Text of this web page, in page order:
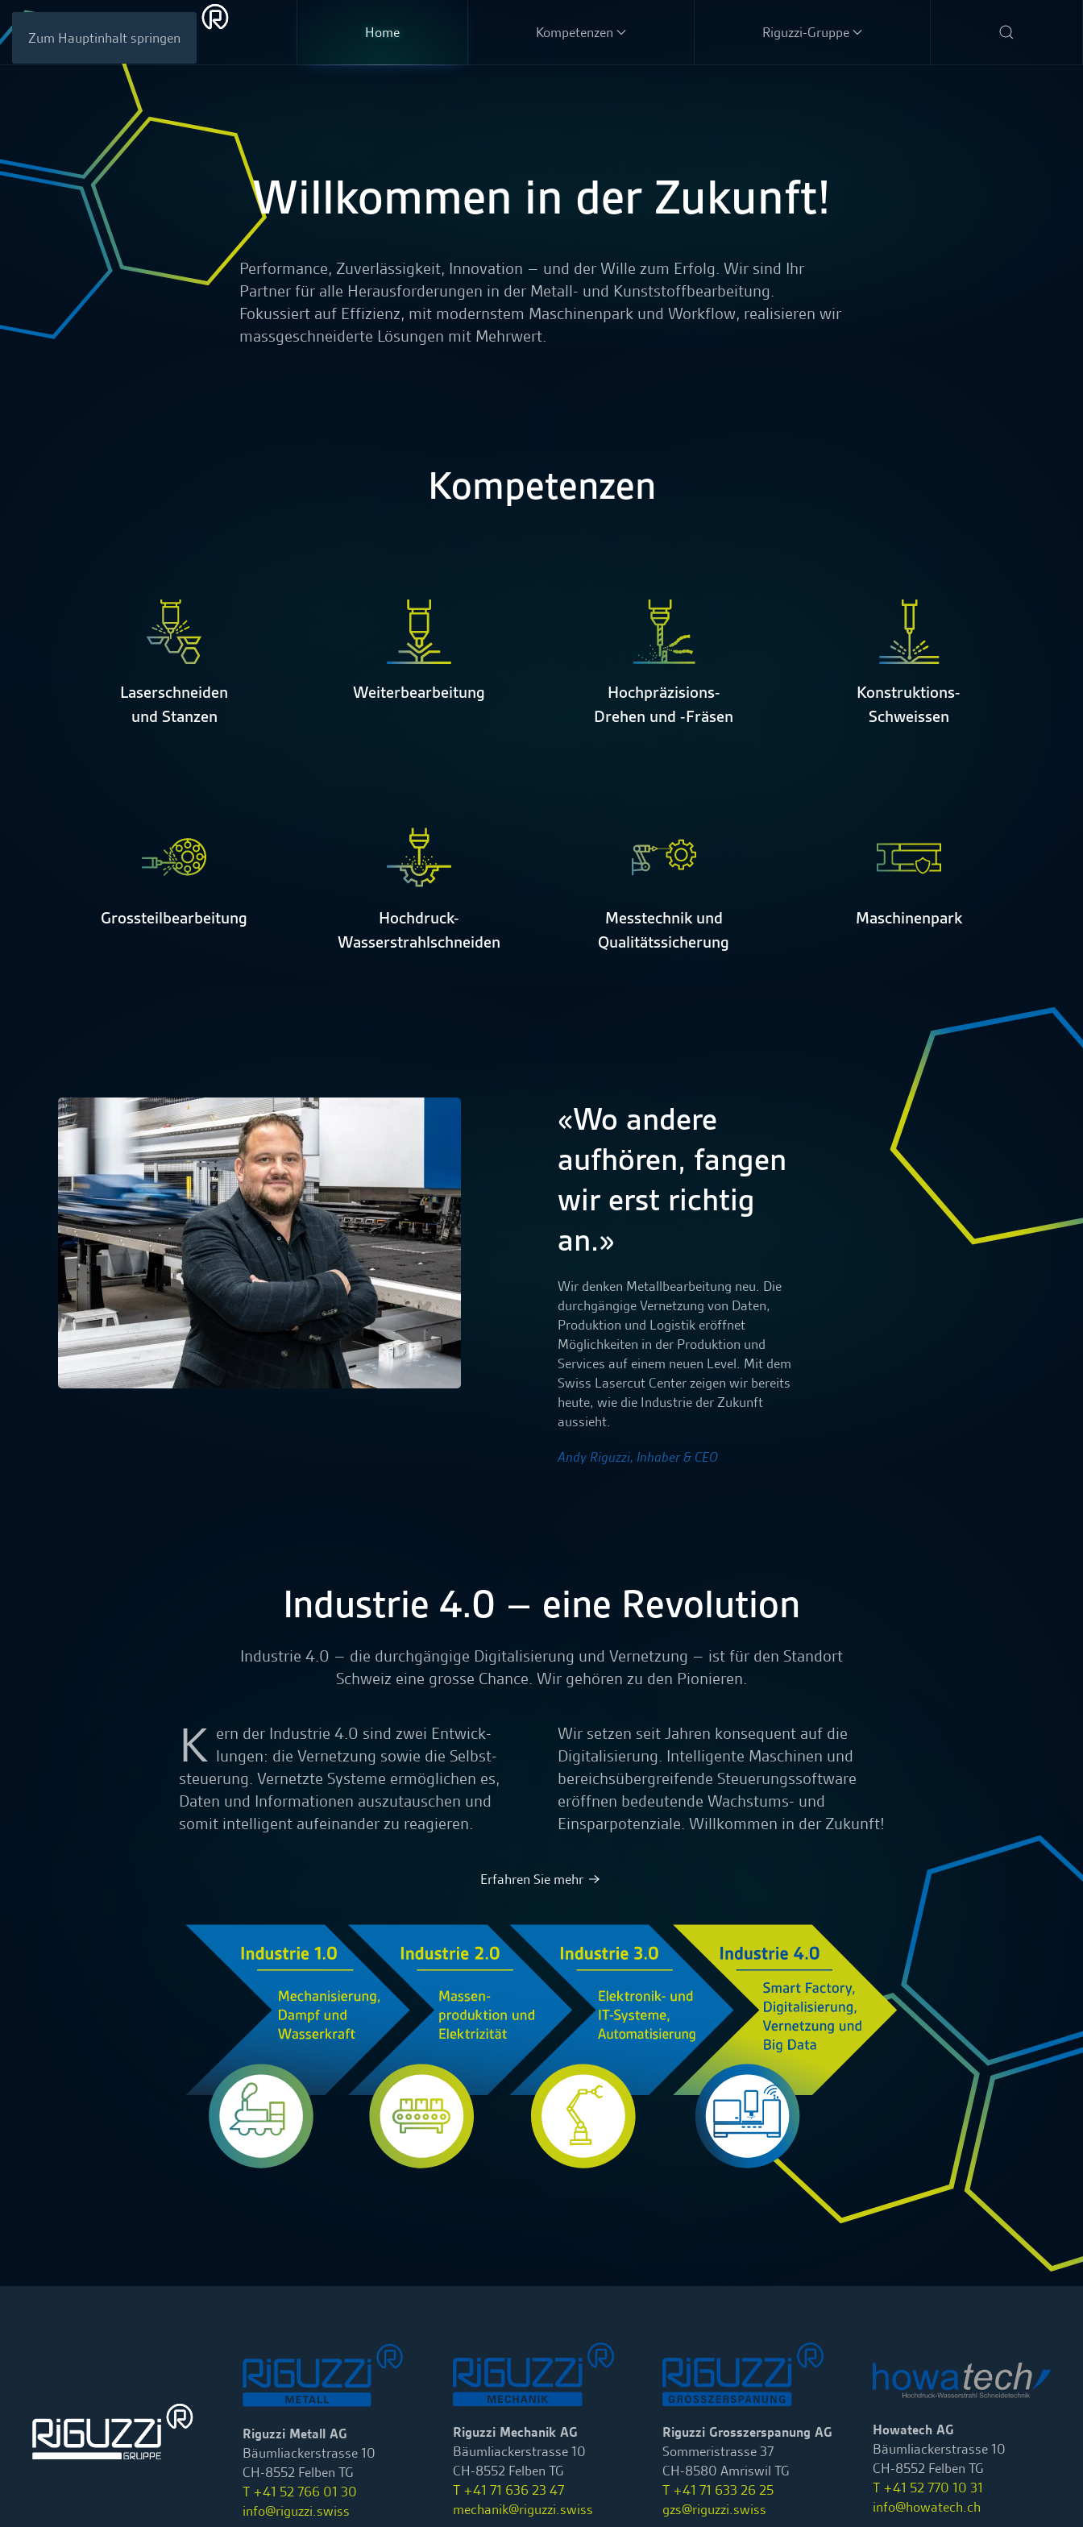
Zum Hauptinhalt springen Home Kompetenzen Riguzzi-Gruppe
Willkommen in der Zukunft!
Performance, Zuverlässigkeit, Innovation – und der Wille zum Erfolg. Wir sind Ihr
Partner für alle Heraus­forderungen in der Metall- und Kunststoff­bearbeitung.
Fokussiert auf Effizienz, mit modernstem Maschinen­park und Workflow, realisieren wir
mass­geschneiderte Lösungen mit Mehrwert.
Kompetenzen
Laserschneiden
und Stanzen
Weiterbearbeitung
Hochpräzisions-
Drehen und -Fräsen
Konstruktions-
Schweissen
Grossteilbearbeitung
Hochdruck-
Wasserstrahlschneiden
Messtechnik und
Qualitätssicherung
Maschinenpark
«Wo andere
aufhören, fangen
wir erst richtig
an.»
Wir denken Metallbearbeitung neu. Die
durchgängige Vernetzung von Daten,
Produktion und Logistik eröffnet
Möglichkeiten in der Produktion und
Services auf einem neuen Level. Mit dem
Swiss Lasercut Center zeigen wir bereits
heute, wie die Industrie der Zukunft
aussieht.
Andy Riguzzi, Inhaber & CEO
Industrie 4.0 – eine Revolution
Industrie 4.0 – die durchgängige Digitalisierung und Vernetzung – ist für den Standort
Schweiz eine grosse Chance. Wir gehören zu den Pionieren.
K ern der Industrie 4.0 sind zwei Entwick­
lungen: die Vernetzung sowie die Selbst­
steuerung. Vernetzte Systeme ermöglichen es,
Daten und Informationen auszutauschen und
somit intelligent aufeinander zu reagieren.
Wir setzen seit Jahren konsequent auf die
Digitalisierung. Intelligente Maschinen und
bereichsübergreifende Steuerungssoftware
eröffnen bedeutende Wachstums- und
Einsparpotenziale. Willkommen in der Zukunft!
Erfahren Sie mehr
Riguzzi Metall AG
Bäumliackerstrasse 10
CH-8552 Felben TG
T +41 52 766 01 30
info@riguzzi.swiss
Riguzzi Mechanik AG
Bäumliackerstrasse 10
CH-8552 Felben TG
T +41 71 636 23 47
mechanik@riguzzi.swiss
Riguzzi Grosszerspanung AG
Sommeristrasse 37
CH-8580 Amriswil TG
T +41 71 633 26 25
gzs@riguzzi.swiss
Howatech AG
Bäumliackerstrasse 10
CH-8552 Felben TG
T +41 52 770 10 31
info@howatech.ch